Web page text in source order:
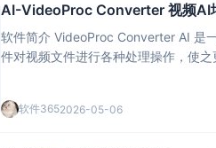
AI-VideoProc Converter 视频AI
软件简介 VideoProc Converter AI 是一款
软件3652026-05-06